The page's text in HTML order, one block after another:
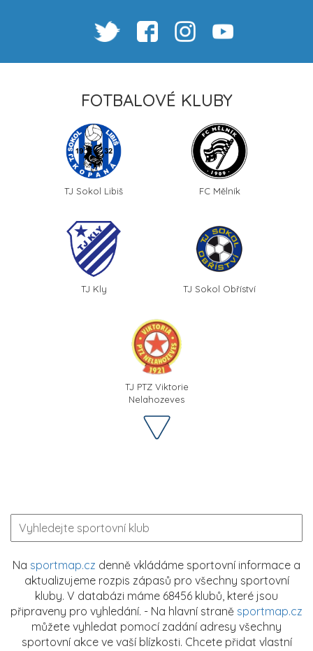
FOTBALOVÉ KLUBY
TJ Sokol Libiš FC Mělník
TJ Kly TJ Sokol Obříství
TJ PTZ Viktorie
Nelahozeves
Na sportmap.cz denně vkládáme sportovní informace a
aktualizujeme rozpis zápasů pro všechny sportovní
kluby. V databázi máme 68456 klubů, které jsou
připraveny pro vyhledání. - Na hlavní straně sportmap.cz
můžete vyhledat pomocí zadání adresy všechny
sportovní akce ve vaší blízkosti. Chcete přidat vlastní